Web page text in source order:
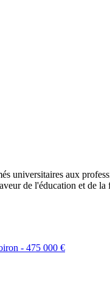
aux
de l'éducation et de
- 475 000 €